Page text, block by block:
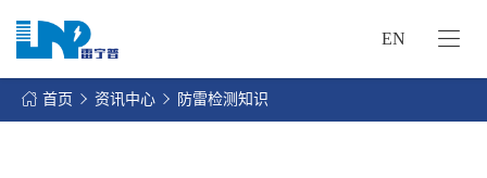
EN
首页 资讯中心 防雷检测知识
网